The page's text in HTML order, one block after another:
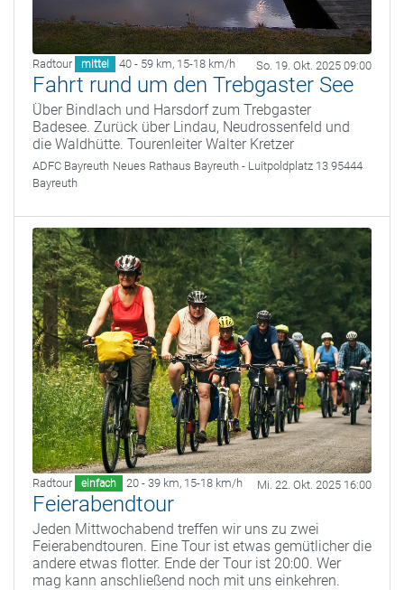
Radtour mittel 40 - 59 km, 15-18 km/h So. 19. Okt. 2025 09:00
Fahrt rund um den Trebgaster See
Über Bindlach und Harsdorf zum Trebgaster
Badesee. Zurück über Lindau, Neudrossenfeld und
die Waldhütte. Tourenleiter Walter Kretzer
ADFC Bayreuth Neues Rathaus Bayreuth - Luitpoldplatz 13 95444
Bayreuth
Radtour einfach 20 - 39 km, 15-18 km/h Mi. 22. Okt. 2025 16:00
Feierabendtour
Jeden Mittwochabend treffen wir uns zu zwei
Feierabendtouren. Eine Tour ist etwas gemütlicher die
andere etwas flotter. Ende der Tour ist 20:00. Wer
mag kann anschließend noch mit uns einkehren.